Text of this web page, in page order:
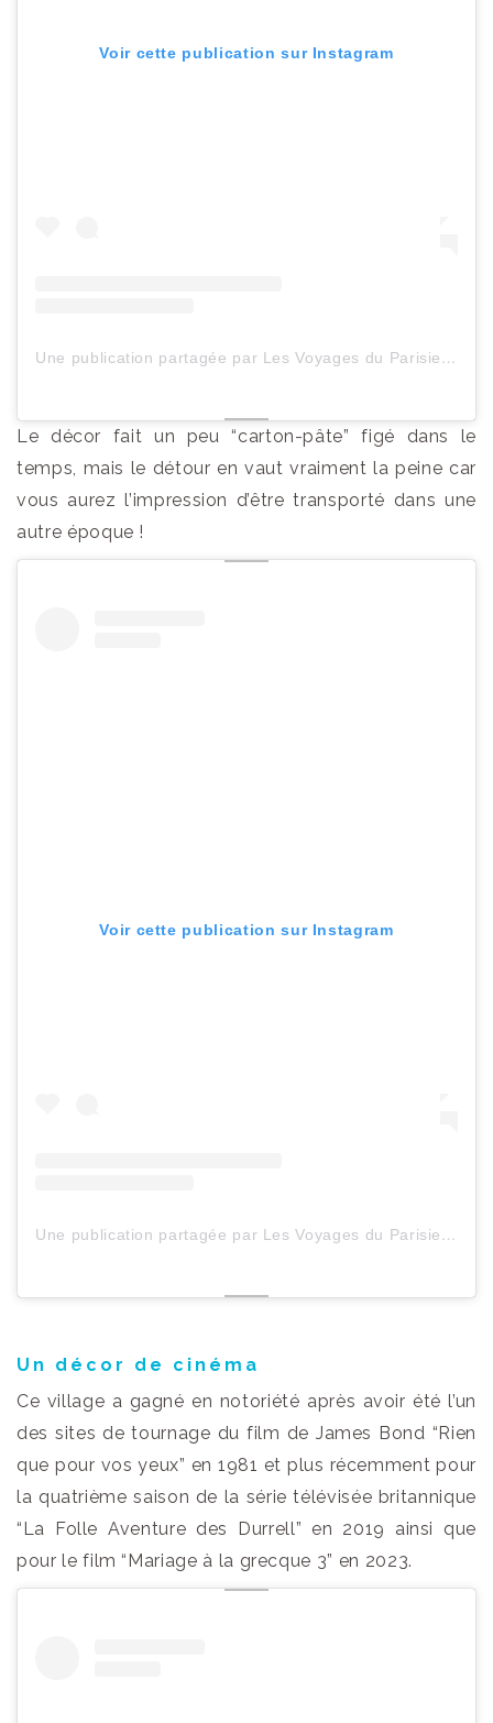
Voir cette publication sur Instagram
Une publication partagée par Les Voyages du ParisienHeureux (@lesvoyagesduparisienheureux)
Le décor fait un peu “carton-pâte” figé dans le
temps, mais le détour en vaut vraiment la peine car
vous aurez l’impression d’être transporté dans une
autre époque !
Voir cette publication sur Instagram
Une publication partagée par Les Voyages du ParisienHeureux (@lesvoyagesduparisienheureux)
Un décor de cinéma
Ce village a gagné en notoriété après avoir été l’un
des sites de tournage du film de James Bond “Rien
que pour vos yeux” en 1981 et plus récemment pour
la quatrième saison de la série télévisée britannique
“La Folle Aventure des Durrell” en 2019 ainsi que
pour le film “Mariage à la grecque 3” en 2023.